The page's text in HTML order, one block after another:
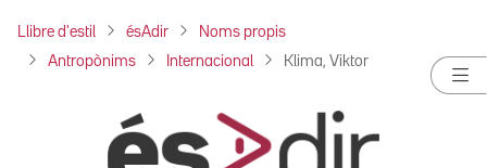
Llibre d'estil ésAdir Noms propis
Antropònims Internacional Klima, Viktor